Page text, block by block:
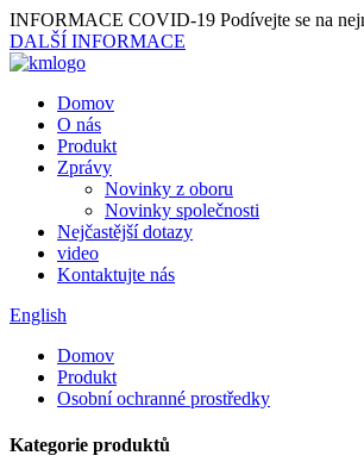
INFORMACE COVID-19 Podívejte se na
DALŠÍ INFORMACE
Domov
O nás
Produkt
Zprávy
Novinky z oboru
Novinky společnosti
Nejčastější dotazy
video
Kontaktujte nás
English
Domov
Produkt
Osobní ochranné prostředky
Kategorie produktů